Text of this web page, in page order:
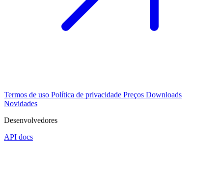
Termos de uso Política de privacidade Preços Downloads
Novidades
Desenvolvedores
API docs